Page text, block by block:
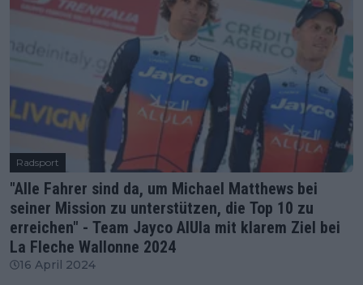
Radsport
"Alle Fahrer sind da, um Michael Matthews bei
seiner Mission zu unterstützen, die Top 10 zu
erreichen" - Team Jayco AlUla mit klarem Ziel bei
La Fleche Wallonne 2024
16 April 2024